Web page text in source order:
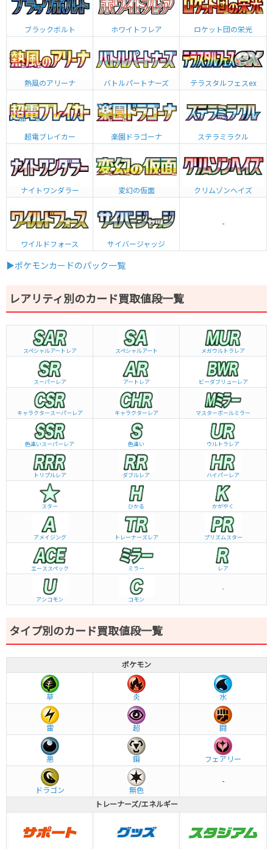
ブラックボルト ホワイトフレア ロケット団の栄光
熱風のアリーナ バトルパートナーズ テラスタルフェスex
超電ブレイカー 楽園ドラゴーナ ステラミラクル
ナイトワンダラー 変幻の仮面 クリムゾンヘイズ
ワイルドフォース サイバージャッジ
-
▶ポケモンカードのパック一覧
レアリティ別のカード買取値段一覧
スペシャルアートレア スペシャルアート メガウルトラレア
スーパーレア アートレア ビーダブリュー レア
キャラクタースーパーレア キャラクターレア マスターボールミラー
色違いスーパーレア 色違い ウルトラレア
トリプルレア ダブルレア ハイパーレア
スター ひかる かがやく
アメイジング トレーナーズレア プリズムスター
エーススペック ミラー レア
アンコモン コモン
-
タイプ別のカード買取値段一覧
ポケモン
草 炎 水
雷 超 闘
悪 鋼 フェアリー
ドラゴン 無色
-
トレーナーズ/エネルギー